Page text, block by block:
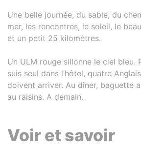
Une belle journée, du sable, du
mer, les rencontres, le soleil, le
et un petit 25 kilomètres.
Un ULM rouge sillonne le ciel bleu.
suis seul dans l’hôtel, quatre
doivent arriver. Au dîner, baguette
au raisins. A demain.
Voir et savoir